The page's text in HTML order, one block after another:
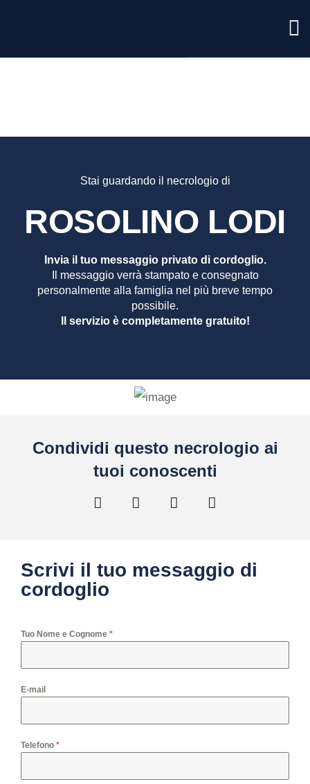
LODI
Stai guardando il necrologio di
ROSOLINO LODI
Invia il tuo messaggio privato di cordoglio.
Il messaggio verrà stampato e consegnato
personalmente alla famiglia nel più breve tempo
possibile.
Il servizio è completamente gratuito!
Condividi questo necrologio ai
tuoi conoscenti
Scrivi il tuo messaggio di
cordoglio
Tuo Nome e Cognome *
E-mail
Telefono *